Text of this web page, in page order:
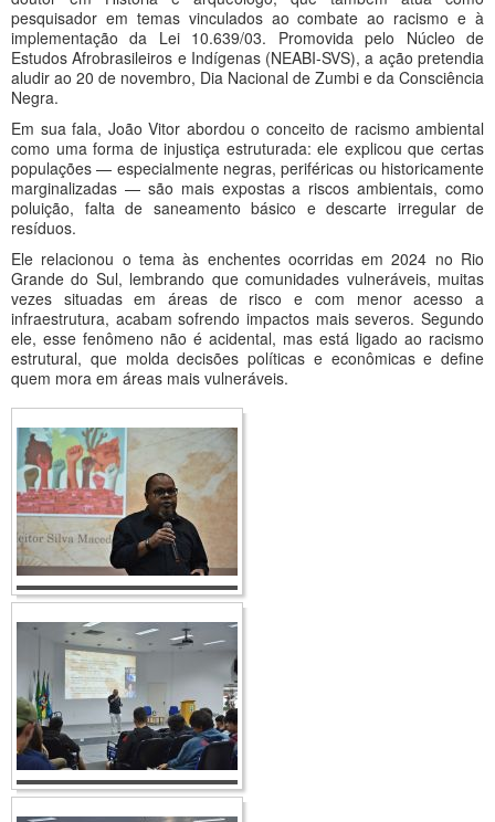
pesquisador em temas vinculados ao combate ao racismo e à
implementação da Lei 10.639/03. Promovida pelo Núcleo de
Estudos Afrobrasileiros e Indígenas (NEABI-SVS), a ação pretendia
aludir ao 20 de novembro, Dia Nacional de Zumbi e da Consciência
Negra.
Em sua fala, João Vitor abordou o conceito de racismo ambiental
como uma forma de injustiça estruturada: ele explicou que certas
populações — especialmente negras, periféricas ou historicamente
marginalizadas — são mais expostas a riscos ambientais, como
poluição, falta de saneamento básico e descarte irregular de
resíduos.
Ele relacionou o tema às enchentes ocorridas em 2024 no Rio
Grande do Sul, lembrando que comunidades vulneráveis, muitas
vezes situadas em áreas de risco e com menor acesso a
infraestrutura, acabam sofrendo impactos mais severos. Segundo
ele, esse fenômeno não é acidental, mas está ligado ao racismo
estrutural, que molda decisões políticas e econômicas e define
quem mora em áreas mais vulneráveis.